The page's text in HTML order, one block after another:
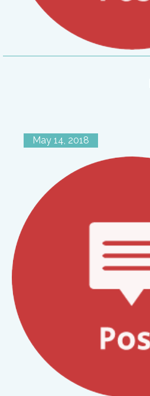
May 14, 2018